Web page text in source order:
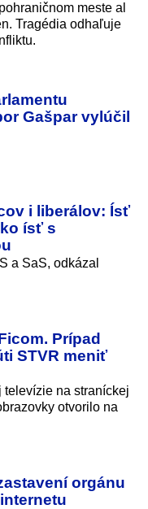
meste al
Tragédia odhaľuje
Gašpar vylúčil
i liberálov: Ísť
ísť s
a SaS, odkázal
Prípad
STVR meniť
na straníckej
otvorilo na
orgánu